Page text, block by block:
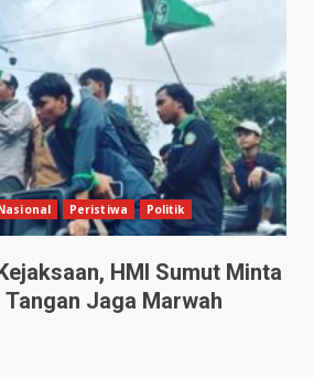
Peristiwa Politik
HMI Sumut Minta
Jaga Marwah